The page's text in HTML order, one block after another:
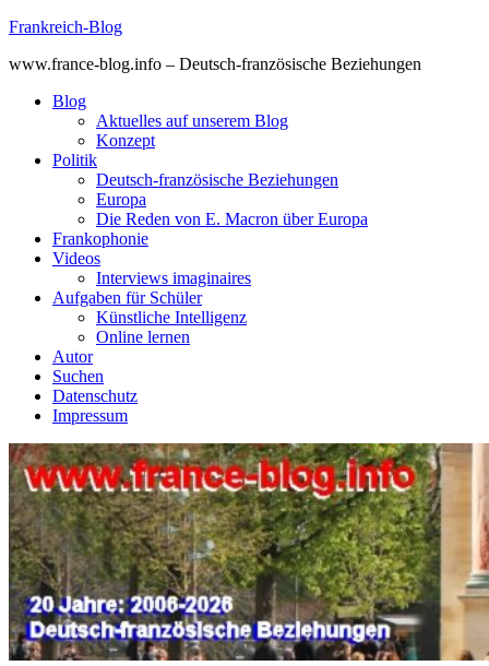
Skip
content
Frankreich-Blog
www.france-blog.info – Deutsch-französische Beziehungen
Blog
Aktuelles auf unserem Blog
Konzept
Politik
Deutsch-französische Beziehungen
Europa
Die Reden von E. Macron über Europa
Frankophonie
Videos
Interviews imaginaires
Aufgaben für Schüler
Künstliche Intelligenz
Online lernen
Autor
Suchen
Datenschutz
Impressum